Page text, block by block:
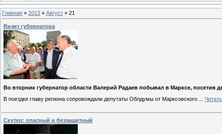
Главная » 2013 » Август » 21
Визит губернатора
Во вторник губернатор области Валерий Радаев побывал в Марксе, посетив
В поездке главу региона сопровождали депутаты Облдумы от Марксовского
Скутер: опасный и беззащитный